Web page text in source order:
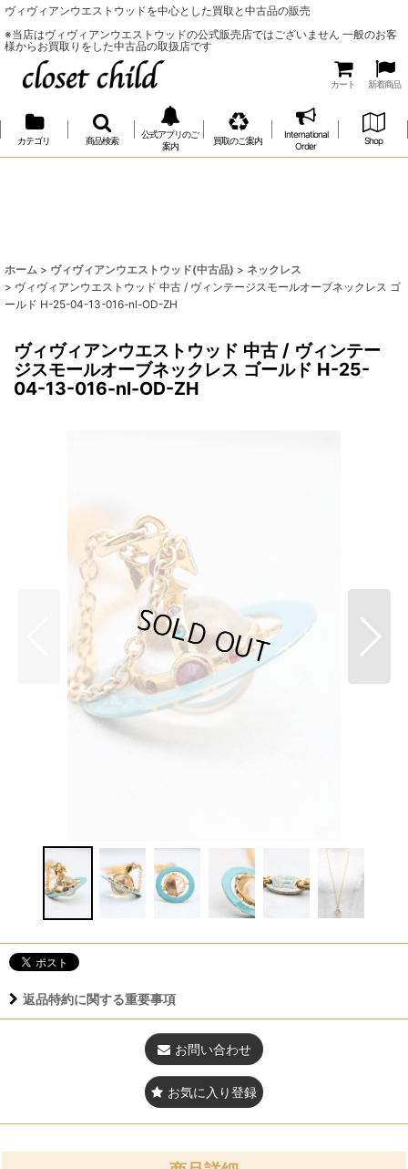
ヴィヴィアンウエストウッドを中心とした買取と中古品の販売
※当店はヴィヴィアンウエストウッドの公式販売店ではございません 一般のお客
様からお買取りをした中古品の取扱店です
カート 新着商品
カテゴリ 商品検索
公式アプリのご
案内
買取のご案内
International
Order
Shop
ホーム > ヴィヴィアンウエストウッド(中古品) > ネックレス
> ヴィヴィアンウエストウッド 中古 / ヴィンテージスモールオーブネックレス ゴ
ールド H-25-04-13-016-nl-OD-ZH
ヴィヴィアンウエストウッド 中古 / ヴィンテー
ジスモールオーブネックレス ゴールド H-25-
04-13-016-nl-OD-ZH
返品特約に関する重要事項
お問い合わせ
お気に入り登録